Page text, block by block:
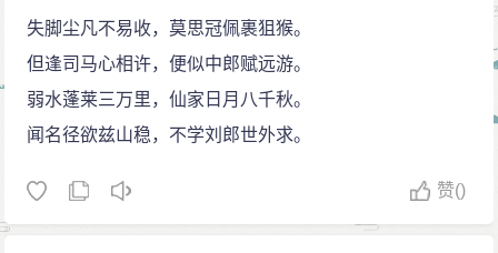
失脚尘凡不易收，莫思冠佩裹狙猴。
但逢司马心相许，便似中郎赋远游。
弱水蓬莱三万里，仙家日月八千秋。
闻名径欲兹山稳，不学刘郎世外求。
赞()